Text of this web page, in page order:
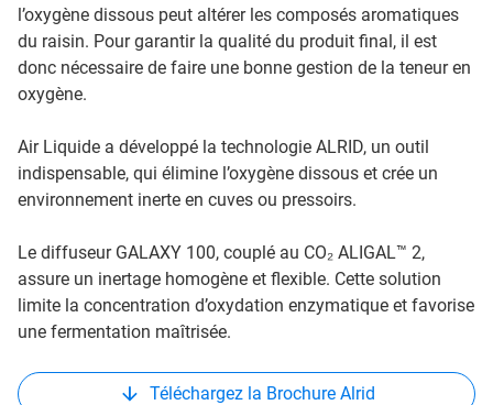
l’oxygène dissous peut altérer les composés aromatiques
du raisin. Pour garantir la qualité du produit final, il est
donc nécessaire de faire une bonne gestion de la teneur en
oxygène.
Air Liquide a développé la technologie ALRID, un outil
indispensable, qui élimine l’oxygène dissous et crée un
environnement inerte en cuves ou pressoirs.
Le diffuseur GALAXY 100, couplé au CO₂ ALIGAL™ 2,
assure un inertage homogène et flexible. Cette solution
limite la concentration d’oxydation enzymatique et favorise
une fermentation maîtrisée.
Téléchargez la Brochure Alrid